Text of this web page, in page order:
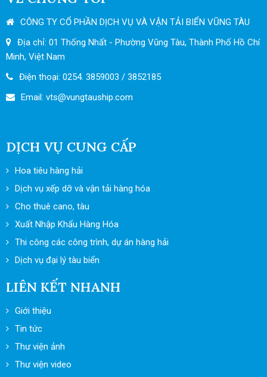
CÔNG TY CỔ PHẦN DỊCH VỤ VÀ VẬN TẢI BIỂN VŨNG TÀU
Địa chỉ: 01 Thống Nhất - Phường Vũng Tàu, Thành Phố Hồ Chí
Minh, Việt Nam
Điện thoại: 0254. 3859003 / 3852185
Email: vts@vungtauship.com
DỊCH VỤ CUNG CẤP
Hoa tiêu hàng hải
Dịch vụ xếp dỡ và vận tải hàng hóa
Cho thuê cano, tàu
Xuất Nhập Khẩu Hàng Hóa
Thi công các công trình, dự án hàng hải
Dịch vụ đại lý tàu biển
LIÊN KẾT NHANH
Giới thiệu
Tin tức
Thư viện ảnh
Thư viện video